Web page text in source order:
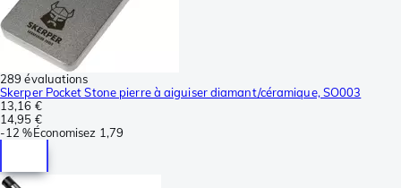
289 évaluations
Skerper Pocket Stone pierre à aiguiser diamant/céramique, SO003
13,16 €
14,95 €
-12 %Économisez 1,79